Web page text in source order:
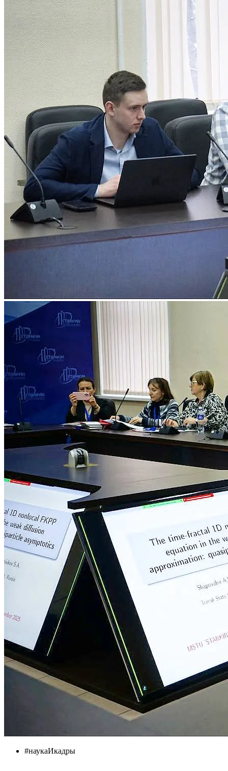
#наукаИкадры